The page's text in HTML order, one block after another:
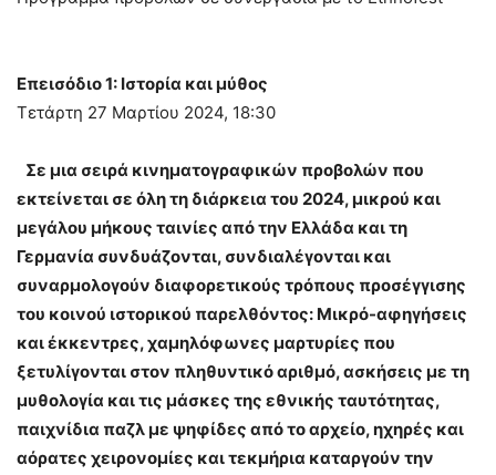
Επεισόδιο 1: Ιστορία και μύθος
Τετάρτη 27 Μαρτίου 2024, 18:30
Σε μια σειρά κινηματογραφικών προβολών που
εκτείνεται σε όλη τη διάρκεια του 2024, μικρού και
μεγάλου μήκους ταινίες από την Ελλάδα και τη
Γερμανία συνδυάζονται, συνδιαλέγονται και
συναρμολογούν διαφορετικούς τρόπους προσέγγισης
του κοινού ιστορικού παρελθόντος: Μικρό-αφηγήσεις
και έκκεντρες, χαμηλόφωνες μαρτυρίες που
ξετυλίγονται στον πληθυντικό αριθμό, ασκήσεις με τη
μυθολογία και τις μάσκες της εθνικής ταυτότητας,
παιχνίδια παζλ με ψηφίδες από το αρχείο, ηχηρές και
αόρατες χειρονομίες και τεκμήρια καταργούν την